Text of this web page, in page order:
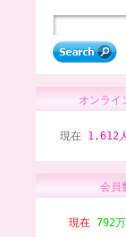
オンライ
現在 1,612
会員
現在 792